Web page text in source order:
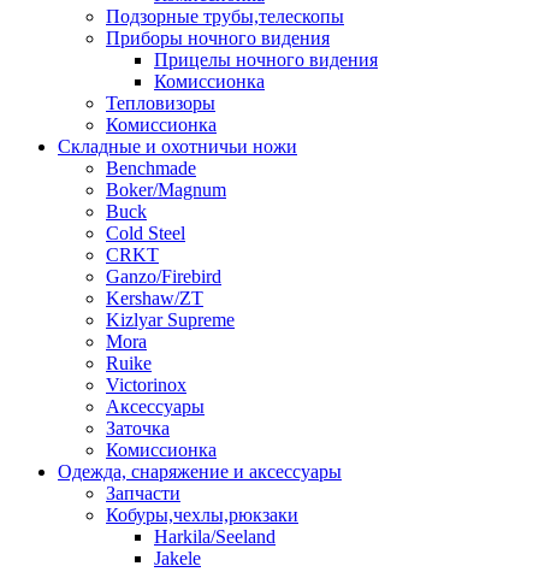
Подзорные трубы,телескопы
Приборы ночного видения
Прицелы ночного видения
Комиссионка
Тепловизоры
Комиссионка
Складные и охотничьи ножи
Benchmade
Boker/Magnum
Buck
Cold Steel
CRKT
Ganzo/Firebird
Kershaw/ZT
Kizlyar Supreme
Mora
Ruike
Victorinox
Аксессуары
Заточка
Комиссионка
Одежда, снаряжение и аксессуары
Запчасти
Кобуры,чехлы,рюкзаки
Harkila/Seeland
Jakele